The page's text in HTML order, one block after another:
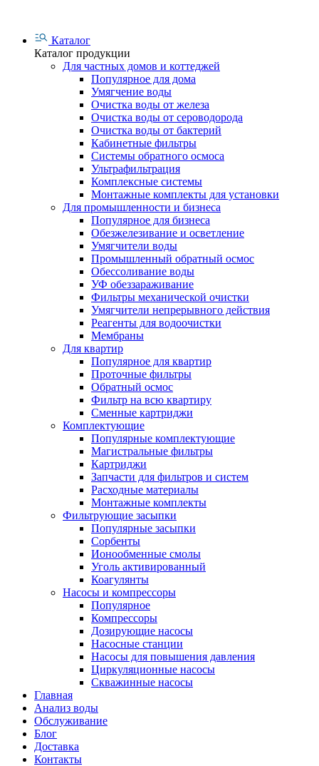
Каталог
Каталог продукции
Для частных домов и коттеджей
Популярное для дома
Умягчение воды
Очистка воды от железа
Очистка воды от сероводорода
Очистка воды от бактерий
Кабинетные фильтры
Системы обратного осмоса
Ультрафильтрация
Комплексные системы
Монтажные комплекты для установки
Для промышленности и бизнеса
Популярное для бизнеса
Обезжелезивание и осветление
Умягчители воды
Промышленный обратный осмос
Обессоливание воды
УФ обеззараживание
Фильтры механической очистки
Умягчители непрерывного действия
Реагенты для водоочистки
Мембраны
Для квартир
Популярное для квартир
Проточные фильтры
Обратный осмос
Фильтр на всю квартиру
Сменные картриджи
Комплектующие
Популярные комплектующие
Магистральные фильтры
Картриджи
Запчасти для фильтров и систем
Расходные материалы
Монтажные комплекты
Фильтрующие засыпки
Популярные засыпки
Сорбенты
Ионообменные смолы
Уголь активированный
Коагулянты
Насосы и компрессоры
Популярное
Компрессоры
Дозирующие насосы
Насосные станции
Насосы для повышения давления
Циркуляционные насосы
Скважинные насосы
Главная
Анализ воды
Обслуживание
Блог
Доставка
Контакты